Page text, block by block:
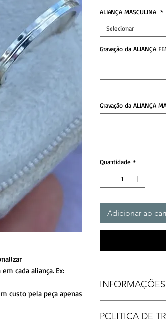
cada aliança. Ex:
custo pela peça apenas
ALIANÇA MASCULINA *
Selecionar
Gravação da ALIANÇA
Gravação da ALIANÇA
Quantidade *
Adicionar ao
FORMATO
POLITICA DE